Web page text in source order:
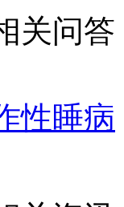
关问答
性睡病